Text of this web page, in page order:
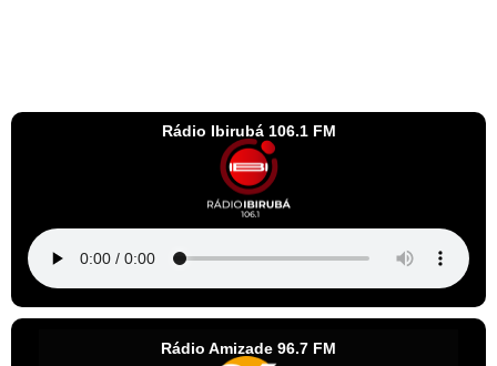
Rádio Ibirubá 106.1 FM
Rádio Amizade 96.7 FM